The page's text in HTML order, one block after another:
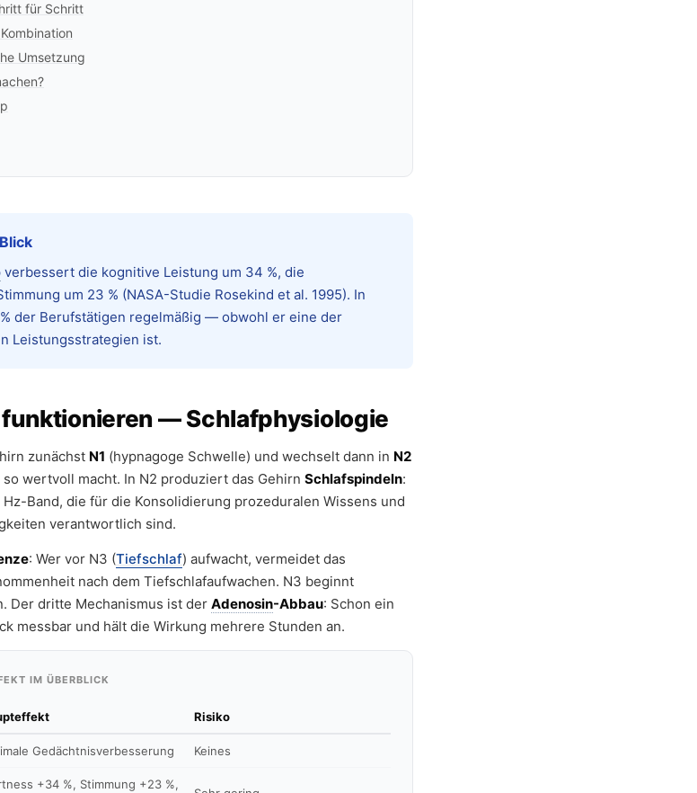
für Schritt
Umsetzung
verbessert die kognitive Leistung um 34 %, die
um 23 % (NASA-Studie Rosekind et al. 1995). In
der Berufstätigen regelmäßig — obwohl er eine der
Leistungsstrategien ist.
funktionieren — Schlafphysiologie
zunächst N1 (hypnagoge Schwelle) und wechselt dann in N2
wertvoll macht. In N2 produziert das Gehirn Schlafspindeln:
Band, die für die Konsolidierung prozeduralen Wissens und
verantwortlich sind.
: Wer vor N3 (Tiefschlaf) aufwacht, vermeidet das
nach dem Tiefschlafaufwachen. N3 beginnt
Der dritte Mechanismus ist der Adenosin-Abbau: Schon ein
messbar und hält die Wirkung mehrere Stunden an.
IM ÜBERBLICK
Risiko
Gedächtnisverbesserung Keines
+34 %, Stimmung +23 %,